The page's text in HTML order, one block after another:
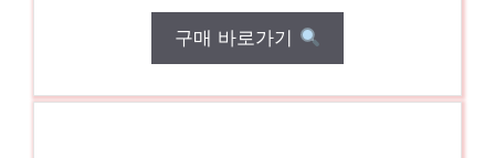
구매 바로가기